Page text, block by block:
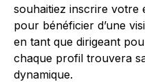
souhaitiez inscrire votre
pour bénéficier d’une
en tant que dirigeant
chaque profil trouvera
dynamique.